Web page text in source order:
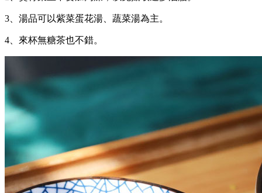
3、湯品可以紫菜蛋花湯、蔬菜湯為主。
4、來杯無糖茶也不錯。